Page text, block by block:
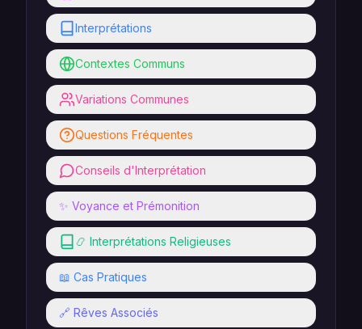
Interprétations
Contextes Communs
Variations Communes
Questions Fréquentes
Conseils d'Interprétation
✨ Voyance et Prémonition
📿 Interprétations Religieuses
📖 Cas Pratiques
🔗 Rêves Associés